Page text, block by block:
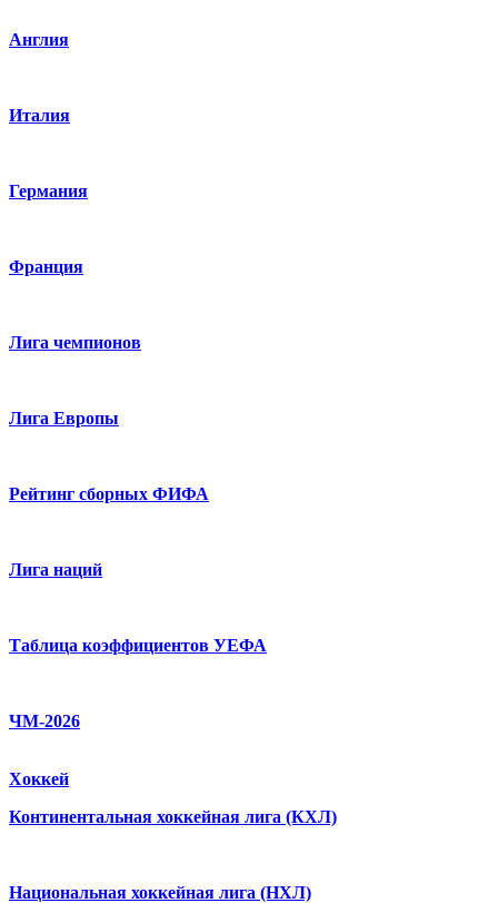
Англия
Италия
Германия
Франция
Лига чемпионов
Лига Европы
Рейтинг сборных ФИФА
Лига наций
Таблица коэффициентов УЕФА
ЧМ-2026
Хоккей
Континентальная хоккейная лига (КХЛ)
Национальная хоккейная лига (НХЛ)